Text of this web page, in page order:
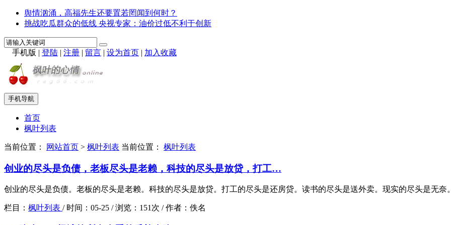
舆情汹涌，高福先生还要置若罔闻到何时？
挑战吃瓜群众的低线 央视专家：油价过低不利于创新
手机版 | 登陆 | 注册 | 留言 | 设为首页 | 加入收藏
手机导航
首页
枫叶列表
当前位置： 网站首页 > 枫叶列表 当前位置： 枫叶列表
创业的尽头是负债，老板尽头是老赖，科技的尽头是放贷，打工…
创业的尽头是负债。老板的尽头是老赖。科技的尽头是放贷。打工的尽头是还房贷。读书的尽头是送外卖。现实的尽头是无奈
栏目： 枫叶列表 / 时间： 05-25 /浏览： 151次 /作者： 佚名